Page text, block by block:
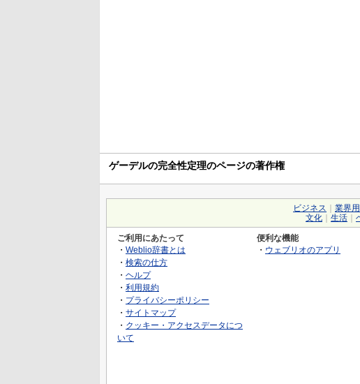
ゲーデルの完全性定理のページの著作権
ビジネス 業界
文化
生活
ご利用にあたって
・ Weblio辞書とは
・ 検索の仕方
・ ヘルプ
・ 利用規約
・ プライバシーポリシー
・ サイトマップ
・ クッキー・アクセスデータにつ
いて
便利な機能
・ ウェブリオのアプリ